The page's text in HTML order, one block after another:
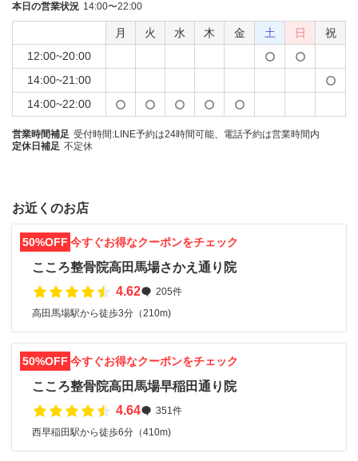
本日の営業状況 14:00〜22:00
月 火 水 木 金 土 日
祝
12:00~20:00
14:00~21:00
14:00~22:00
営業時間補足 受付時間:LINE予約は24時間可能、電話予約は営業時間内
定休日補足 不定休
お近くのお店
50%OFF 今すぐお得なクーポンをチェック
こころ整骨院高田馬場さかえ通り院
4.62
205件
高田馬場駅から徒歩3分（210m)
50%OFF 今すぐお得なクーポンをチェック
こころ整骨院高田馬場早稲田通り院
4.64
351件
西早稲田駅から徒歩6分（410m)